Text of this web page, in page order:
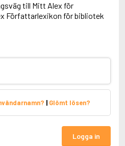
till Mitt Alex för
Författarlexikon för bibliotek
| Glömt lösen?
Logga in